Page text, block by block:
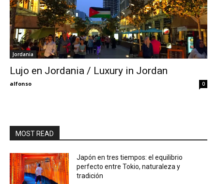
My
Jordania
Lujo en Jordania / Luxury in Jordan
alfonso 0
MOST READ
Japón en tres tiempos: el equilibrio
perfecto entre Tokio, naturaleza y
tradición